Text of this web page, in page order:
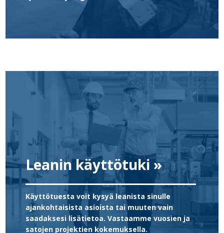
Leanin käyttötuki »
Käyttötuesta voit kysyä leanista sinulle
ajankohtaisista asioista tai muuten vain
saadaksesi lisätietoa. Vastaamme vuosien ja
satojen projektien kokemuksella.